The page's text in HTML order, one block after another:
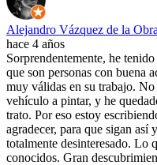
Alejandro Vázquez de la Obra
hace 4 años
Sorprendentemente, he
que son personas con buena
muy válidas en su trabajo.
vehículo a pintar, y he
trato. Por eso estoy
agradecer, para que sigan así
totalmente desinteresado. Lo
conocidos. Gran